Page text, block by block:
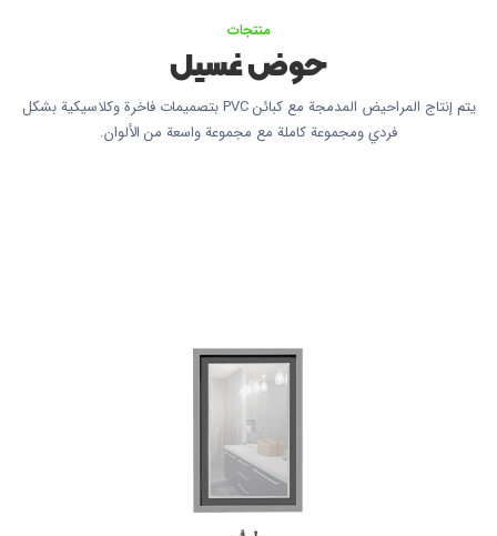
منتجات
حوض غسيل
يتم إنتاج المراحيض المدمجة مع كبائن PVC بتصميمات فاخرة وكلاسيكية بشكل
فردي ومجموعة كاملة مع مجموعة واسعة من الألوان.